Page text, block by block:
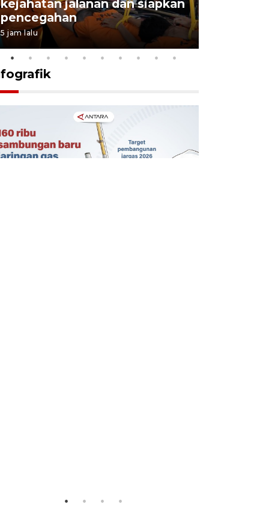
kejahatan jalanan dan siapkan
pencegahan
5 jam lalu